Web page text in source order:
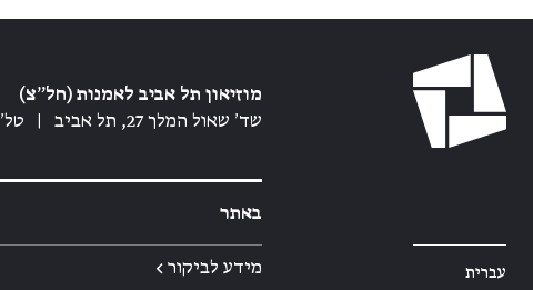
עברית
מוזיאון תל אביב לאמנות (חל״צ)
שד׳ שאול המלך 27, תל אביב
טל׳ 03-6077020
באתר
מידע לביקור ←